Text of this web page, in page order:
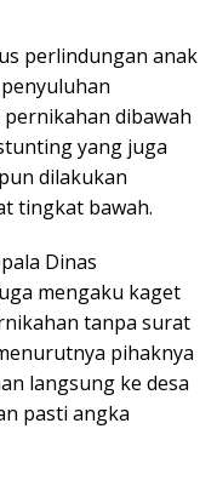
perlindungan anak
dibawah
yang juga
dilakukan
tingkat bawah.
Dinas
mengaku kaget
tanpa surat
pihaknya
langsung ke desa
pasti angka